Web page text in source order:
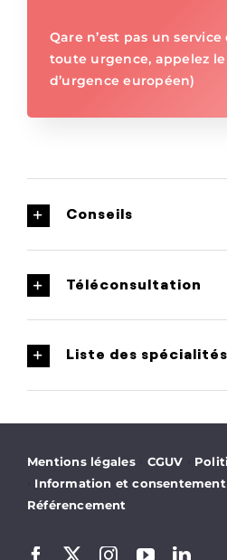
Qare n’est pas un
toute urgence, appelez le
d’urgence européen)
Conseils
Téléconsultation
Liste des spécialités
Mentions légales CGUV
Information et consentement
Référencement